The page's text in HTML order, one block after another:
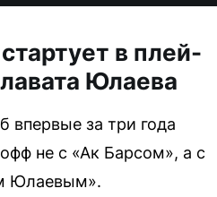
в плей-
Юлаева
впервые за три года
не с «Ак Барсом», а с
Юлаевым».